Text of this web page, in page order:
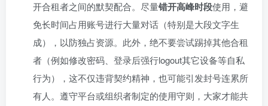
开合租者之间的默契配合。尽量错开高峰时段使用，避
免长时间占用账号进行大量对话（特别是大段文字生
成），以防独占资源。此外，绝不要尝试踢掉其他合租
者（例如修改密码、登录后强行logout其它设备等自私
行为），这不仅违背契约精神，也可能引发封号连累所
有人。遵守平台或组织者制定的使用守则，大家才能共